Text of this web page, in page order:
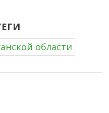
области